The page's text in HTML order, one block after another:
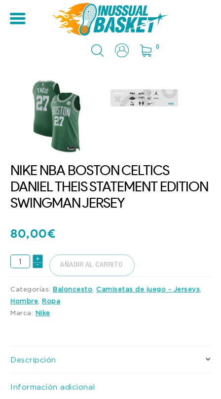
0
NIKE NBA BOSTON CELTICS
DANIEL THEIS STATEMENT EDITION
SWINGMAN JERSEY
80,00€
AÑADIR AL CARRITO
Categorías: Baloncesto Camisetas de juego - Jerseys
Hombre
Ropa
Marca: Nike
Descripción
Información adicional